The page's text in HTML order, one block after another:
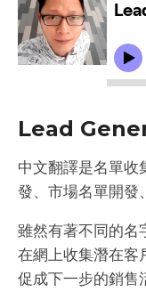
Lead
中文翻譯是名單收
發、市場名單開發
雖然有著不同的名
在網上收集潛在客
促成下一步的銷售